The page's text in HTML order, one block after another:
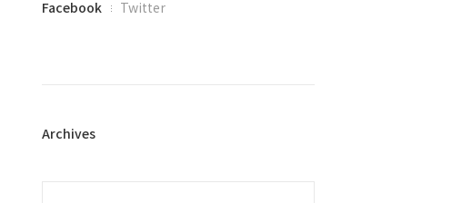
페
플
Facebook Twitter
Archives